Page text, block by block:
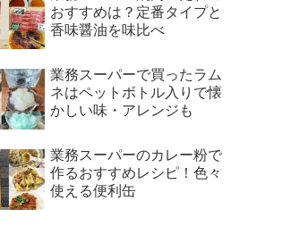
おすすめは？定番タイプと
香味醤油を味比べ
業務スーパーで買ったラム
ネはペットボトル入りで懐
かしい味・アレンジも
業務スーパーのカレー粉で
作るおすすめレシピ！色々
使える便利缶